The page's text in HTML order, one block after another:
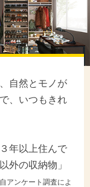
自然とモノが
、いつもきれ
年以上住んで
外の収納物」
アンケート調査によ